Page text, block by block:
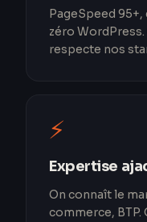
PageSpeed
zéro
respecte nos
⚡
Expertise
On connaît le
commerce, BTP.